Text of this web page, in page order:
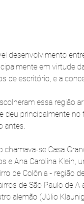
desenvolvimento
em virtude
de escritório, e a
essa região
deu principalmente no
antes.
se Casa
e Ana Carolina Klein,
de Colônia - região
de São Paulo de A
alemão (Júlio